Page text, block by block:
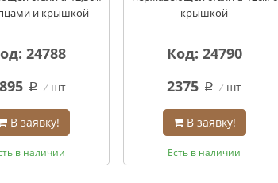
и крышкой
24788
q шт
В заявку!
в наличии
крышкой
Код: 24790
2375 q шт
В заявку!
Есть в наличии